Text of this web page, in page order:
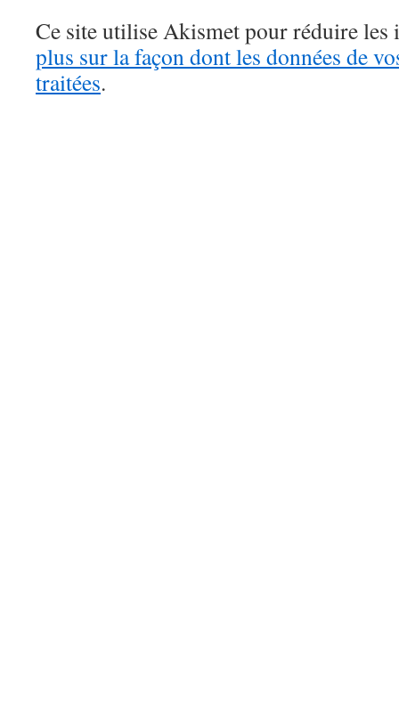
Ce site utilise Akismet pour réduire les
plus sur la façon dont les données de
traitées.